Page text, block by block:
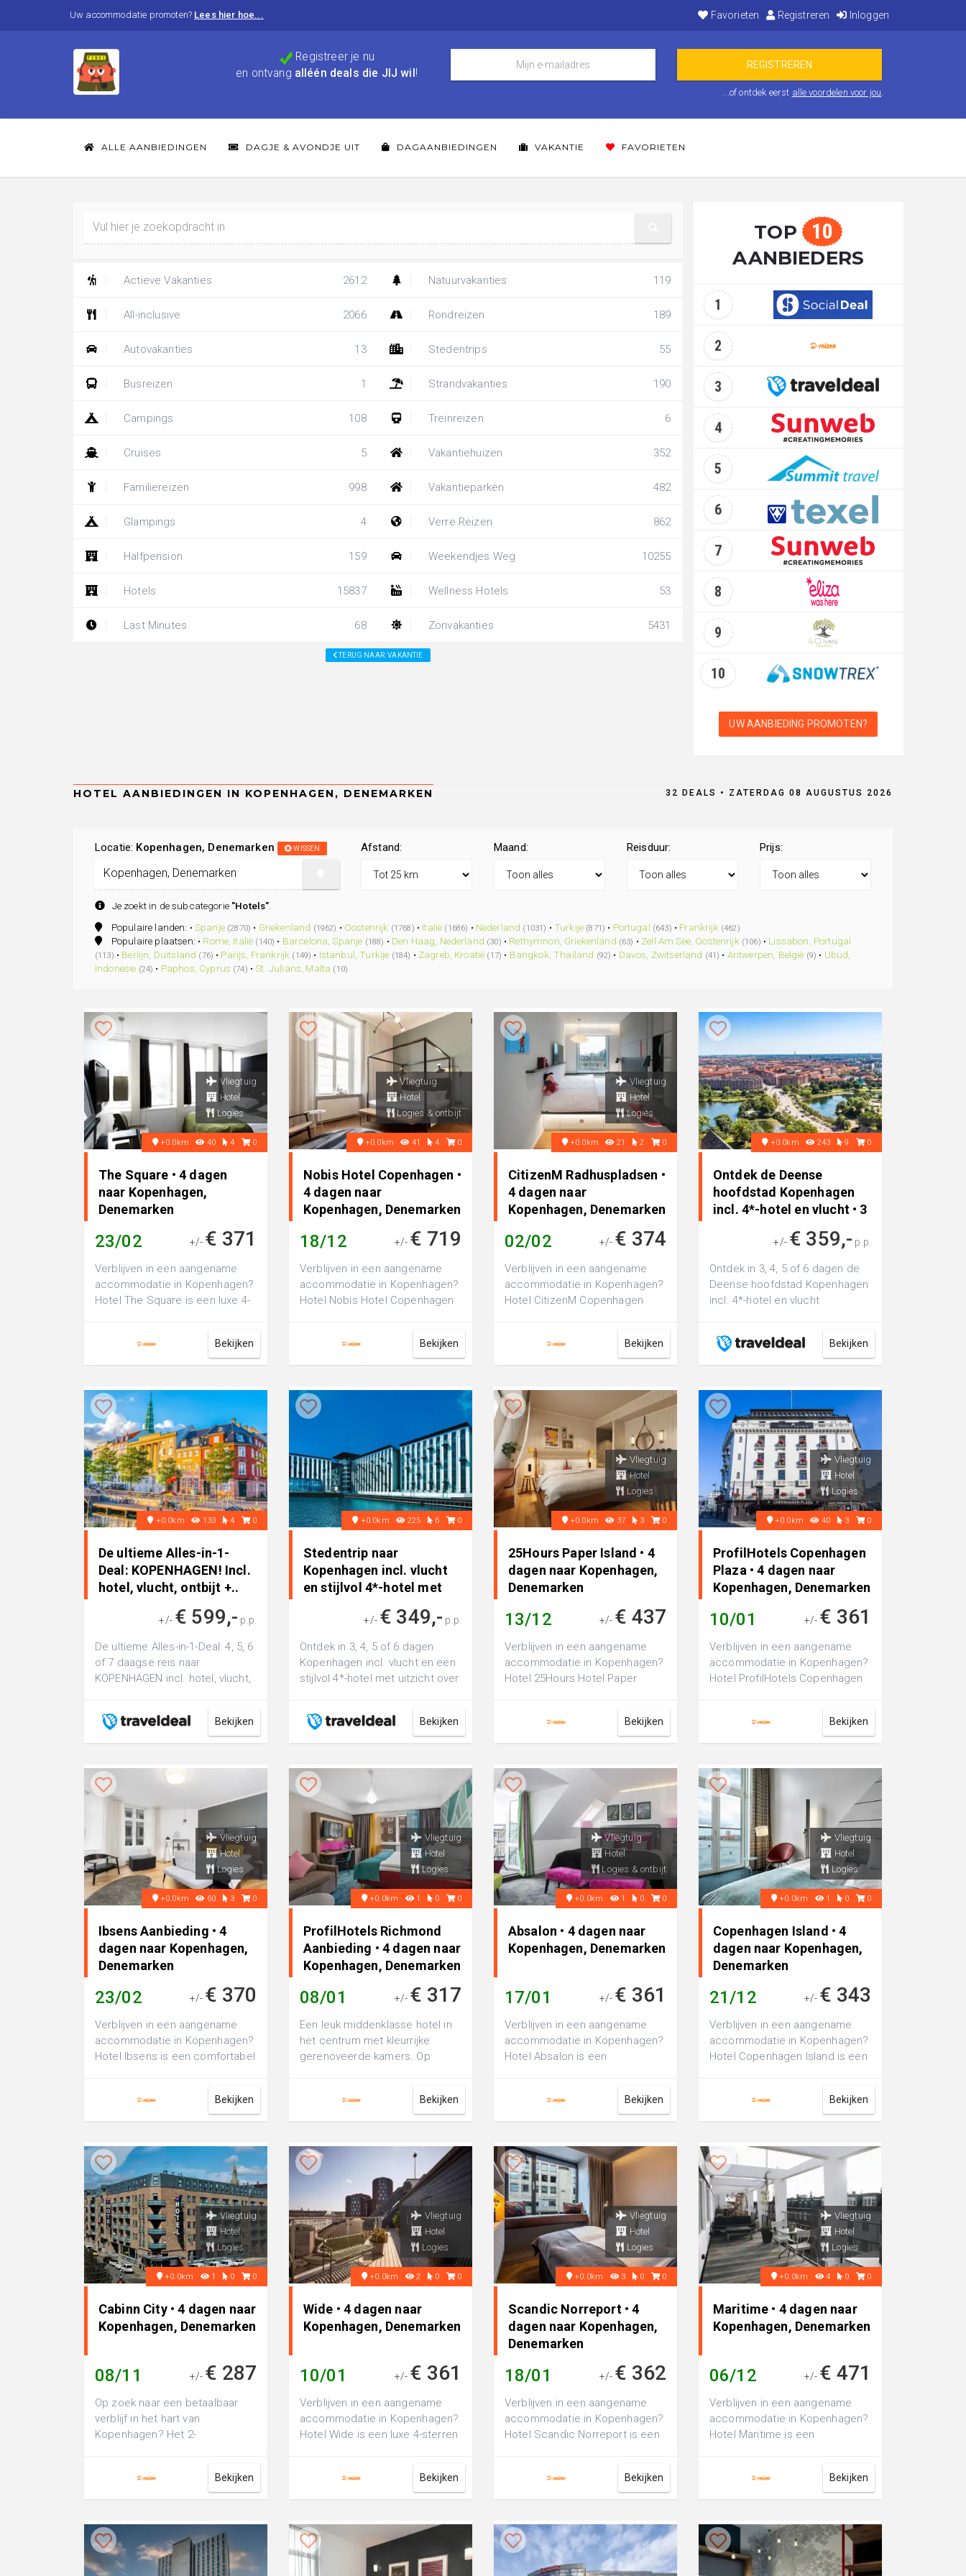
Uw accommodatie promoten? Lees hier hoe... Favorieten Registreren Inloggen
Registreer je nu
en ontvang alléén deals die JIJ wil !
...of ontdek eerst alle voordelen voor jou.
ALLE AANBIEDINGEN DAGJE & AVONDJE UIT DAGAANBIEDINGEN VAKANTIE FAVORIETEN
Actieve Vakanties 2612
All-inclusive 2066
Autovakanties 13
Busreizen 1
Campings 108
Cruises 5
Familiereizen 998
Glampings 4
Halfpension 159
Hotels 15837
Last Minutes 68
Natuurvakanties 119
Rondreizen 189
Stedentrips 55
Strandvakanties 190
Treinreizen 6
Vakantiehuizen 352
Vakantieparken 482
Verre Reizen 862
Weekendjes Weg 10255
Wellness Hotels 53
Zonvakanties 5431
TERUG NAAR: VAKANTIE
TOP 10
AANBIEDERS
1
2
3
4
5
6
7
8
9
10
UW AANBIEDING PROMOTEN?
32 DEALS • ZATERDAG 08 AUGUSTUS 2026
Locatie: Kopenhagen, Denemarken WISSEN
Je zoekt in de subcategorie "Hotels".
Afstand: Maand: Reisduur: Prijs:
Populaire landen: •Spanje (2870) • Griekenland (1962) • Oostenrijk (1768) • Italië (1686) • Nederland (1031) • Turkije (871) • Portugal (643) • Frankrijk (462)
Populaire plaatsen: • Rome, Italië (140) • Barcelona, Spanje (188) • Den Haag, Nederland (30) • Rethymnon, Griekenland (63) • Zell Am See, Oostenrijk (106) • Lissabon, Portugal
(113) • Berlijn, Duitsland (76) • Parijs, Frankrijk (149) • Istanbul, Turkije (184) • Zagreb, Kroatië (17) • Bangkok, Thailand (92) • Davos, Zwitserland (41) • Antwerpen, België (9) • Ubud,
Indonesie (24) • Paphos, Cyprus (74) •St. Julians, Malta (10)
Vliegtuig
Hotel
Logies
+0.0km 40 4 0
The Square • 4 dagen
naar Kopenhagen,
Denemarken
23/02 +/- € 371
Verblijven in een aangename
accommodatie in Kopenhagen?
Hotel The Square is een luxe 4-
Bekijken
Vliegtuig
Hotel
Logies & ontbijt
+0.0km 41 4 0
Nobis Hotel Copenhagen •
4 dagen naar
Kopenhagen, Denemarken
18/12 +/- € 719
Verblijven in een aangename
accommodatie in Kopenhagen?
Hotel Nobis Hotel Copenhagen
Bekijken
Vliegtuig
Hotel
Logies
+0.0km 21 2 0
CitizenM Radhuspladsen •
4 dagen naar
Kopenhagen, Denemarken
02/02 +/- € 374
Verblijven in een aangename
accommodatie in Kopenhagen?
Hotel CitizenM Copenhagen
Bekijken
+0.0km 243 9 0
Ontdek de Deense
hoofdstad Kopenhagen
incl. 4*-hotel en vlucht • 3
+/- € 359,- p.p.
Ontdek in 3, 4, 5 of 6 dagen de
Deense hoofdstad Kopenhagen
incl. 4*-hotel en vlucht
Bekijken
+0.0km 133 4 0
De ultieme Alles-in-1-
Deal: KOPENHAGEN! Incl.
hotel, vlucht, ontbijt +..
+/- € 599,- p.p.
De ultieme Alles-in-1-Deal: 4, 5, 6
of 7 daagse reis naar
KOPENHAGEN incl. hotel, vlucht,
Bekijken
+0.0km 225 6 0
Stedentrip naar
Kopenhagen incl. vlucht
en stijlvol 4*-hotel met
+/- € 349,- p.p.
Ontdek in 3, 4, 5 of 6 dagen
Kopenhagen incl. vlucht en een
stijlvol 4*-hotel met uitzicht over
Bekijken
Vliegtuig
Hotel
Logies
+0.0km 37 3 0
25Hours Paper Island • 4
dagen naar Kopenhagen,
Denemarken
13/12 +/- € 437
Verblijven in een aangename
accommodatie in Kopenhagen?
Hotel 25Hours Hotel Paper
Bekijken
Vliegtuig
Hotel
Logies
+0.0km 40 3 0
ProfilHotels Copenhagen
Plaza • 4 dagen naar
Kopenhagen, Denemarken
10/01 +/- € 361
Verblijven in een aangename
accommodatie in Kopenhagen?
Hotel ProfilHotels Copenhagen
Bekijken
Vliegtuig
Hotel
Logies
+0.0km 60 3 0
Ibsens Aanbieding • 4
dagen naar Kopenhagen,
Denemarken
23/02 +/- € 370
Verblijven in een aangename
accommodatie in Kopenhagen?
Hotel Ibsens is een comfortabel
Bekijken
Vliegtuig
Hotel
Logies
+0.0km 1 0 0
ProfilHotels Richmond
Aanbieding • 4 dagen naar
Kopenhagen, Denemarken
08/01 +/- € 317
Een leuk middenklasse hotel in
het centrum met kleurrijke
gerenoveerde kamers. Op
Bekijken
Vliegtuig
Hotel
Logies & ontbijt
+0.0km 1 0 0
Absalon • 4 dagen naar
Kopenhagen, Denemarken
17/01 +/- € 361
Verblijven in een aangename
accommodatie in Kopenhagen?
Hotel Absalon is een
Bekijken
Vliegtuig
Hotel
Logies
+0.0km 1 0 0
Copenhagen Island • 4
dagen naar Kopenhagen,
Denemarken
21/12 +/- € 343
Verblijven in een aangename
accommodatie in Kopenhagen?
Hotel Copenhagen Island is een
Bekijken
Vliegtuig
Hotel
Logies
+0.0km 1 0 0
Cabinn City • 4 dagen naar
Kopenhagen, Denemarken
08/11 +/- € 287
Op zoek naar een betaalbaar
verblijf in het hart van
Kopenhagen? Het 2-
Bekijken
Vliegtuig
Hotel
Logies
+0.0km 2 0 0
Wide • 4 dagen naar
Kopenhagen, Denemarken
10/01 +/- € 361
Verblijven in een aangename
accommodatie in Kopenhagen?
Hotel Wide is een luxe 4-sterren
Bekijken
Vliegtuig
Hotel
Logies
+0.0km 3 0 0
Scandic Norreport • 4
dagen naar Kopenhagen,
Denemarken
18/01 +/- € 362
Verblijven in een aangename
accommodatie in Kopenhagen?
Hotel Scandic Norreport is een
Bekijken
Vliegtuig
Hotel
Logies
+0.0km 4 0 0
Maritime • 4 dagen naar
Kopenhagen, Denemarken
06/12 +/- € 471
Verblijven in een aangename
accommodatie in Kopenhagen?
Hotel Maritime is een
Bekijken